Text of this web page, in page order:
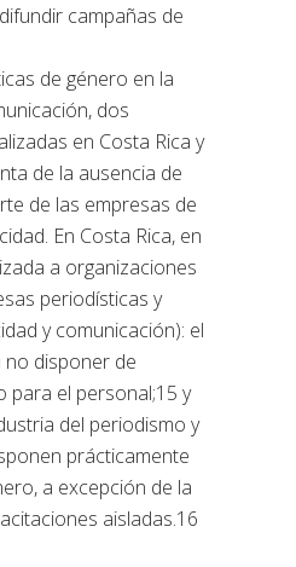
campañas de
de género en la
dos
en Costa Rica y
de la ausencia de
de las empresas de
En Costa Rica, en
a organizaciones
periodísticas y
y comunicación): el
disponer de
para el personal;15 y
del periodismo y
prácticamente
a excepción de la
aisladas.16